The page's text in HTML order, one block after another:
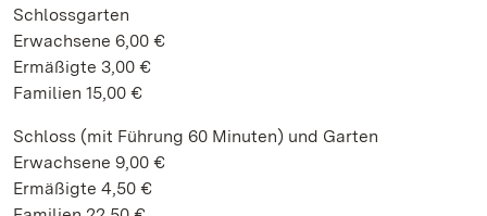
Schlossgarten
Erwachsene 6,00 €
Ermäßigte 3,00 €
Familien 15,00 €
Schloss (mit Führung 60 Minuten) und Garten
Erwachsene 9,00 €
Ermäßigte 4,50 €